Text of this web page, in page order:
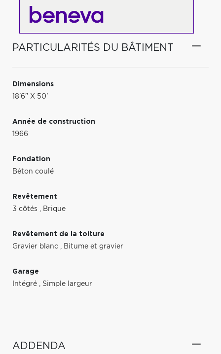
PARTICULARITÉS DU BÂTIMENT
Dimensions
18'6" X 50'
Année de construction
1966
Fondation
Béton coulé
Revêtement
3 côtés , Brique
Revêtement de la toiture
Gravier blanc , Bitume et gravier
Garage
Intégré , Simple largeur
ADDENDA